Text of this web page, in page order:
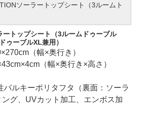
ソーラートップシート（3ルームト
トップシート（3ルームドゥーブル
ゥーブルXL兼用）
（幅×奥行き）
（幅×奥行き×高さ）
バルキーポリタフタ（裏面：ソーラ
グ、UVカット加工、エンボス加